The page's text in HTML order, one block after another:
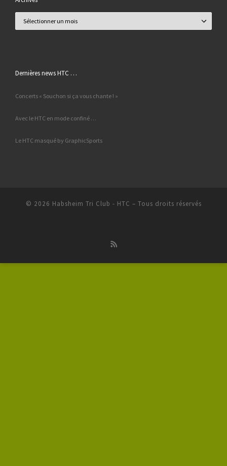
Dernières news HTC …
Concerts « Souchon si ça vous chante ! »
Avec le HTC en mode confiné …
Le HTC masqué by GraphicSports
© 2026 Habsheim Tri Club - HTC – Tous droits réservés